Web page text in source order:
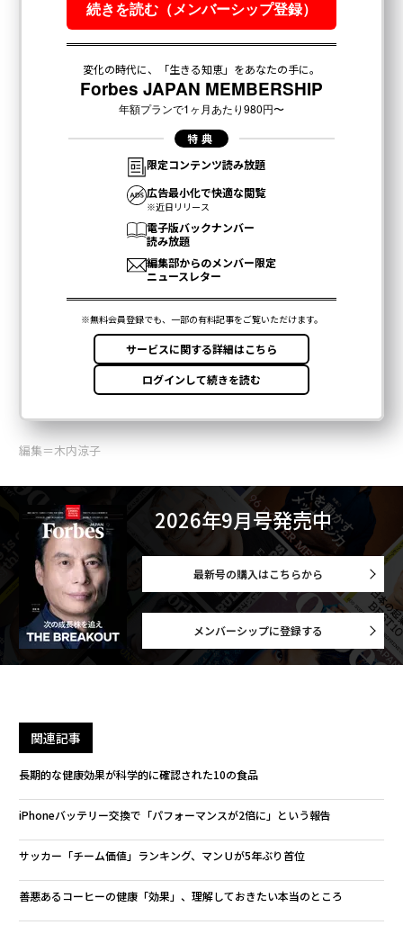
編集＝木内涼子
2026年9月号発売中
最新号の購入はこちらから
メンバーシップに登録する
関連記事
長期的な健康効果が科学的に確認された10の食品
iPhoneバッテリー交換で「パフォーマンスが2倍に」という報告
サッカー「チーム価値」ランキング、マンＵが5年ぶり首位
善悪あるコーヒーの健康「効果」、理解しておきたい本当のところ